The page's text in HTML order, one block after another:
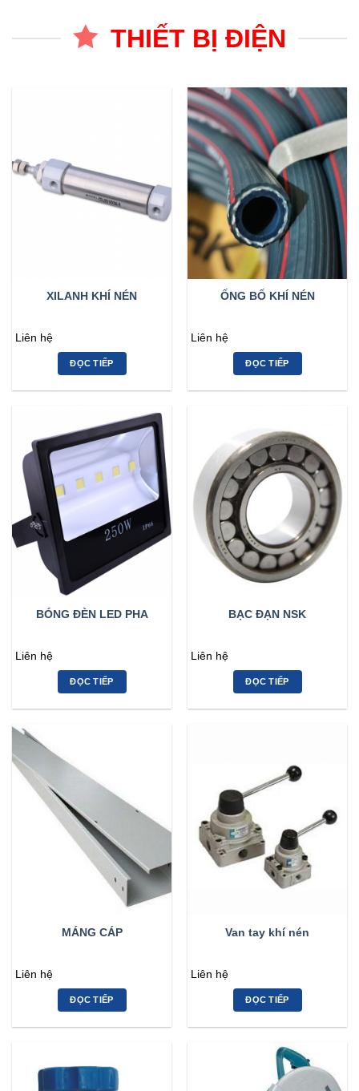
THIẾT BỊ ĐIỆN
XILANH KHÍ NÉN
Liên hệ
ĐỌC TIẾP
ỐNG BỐ KHÍ NÉN
Liên hệ
ĐỌC TIẾP
BÓNG ĐÈN LED PHA
Liên hệ
ĐỌC TIẾP
BẠC ĐẠN NSK
Liên hệ
ĐỌC TIẾP
MÁNG CÁP
Liên hệ
ĐỌC TIẾP
Van tay khí nén
Liên hệ
ĐỌC TIẾP